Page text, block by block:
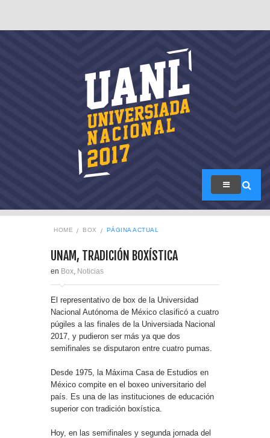
HOME BOX PÁGINA ACTUAL
UNAM, TRADICIÓN BOXÍSTICA
en Box Noticias
El representativo de box de la Universidad
Nacional Autónoma de México clasificó a cuatro
púgiles a las finales de la Universiada Nacional
2017, y pudieron ser más ya que dos
semifinales se disputaron entre cuatro pumas.
Desde 1975, la Máxima Casa de Estudios en
México compite en el boxeo universitario del
país. Es una de las instituciones de educación
superior con tradición boxística.
Hoy, en las semifinales y segunda jornada del